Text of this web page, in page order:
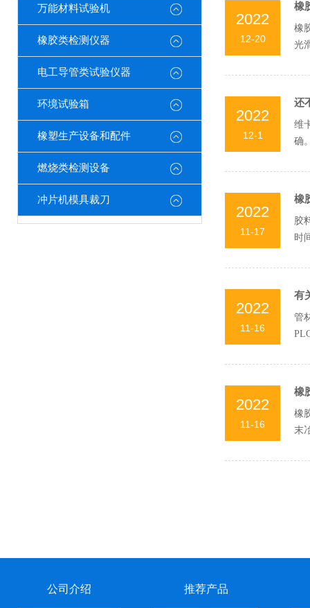
万能材料试验机
橡胶类检测仪器
电工导管类试验仪器
环境试验箱
橡塑生产设备和配件
燃烧类检测设备
冲片机模具裁刀
2022
12-20
橡
橡
光
2022
12-1
还
维
确
2022
11-17
橡
胶
时
2022
11-16
有
管
2022
11-16
橡
橡
末
公司介绍 推荐产品